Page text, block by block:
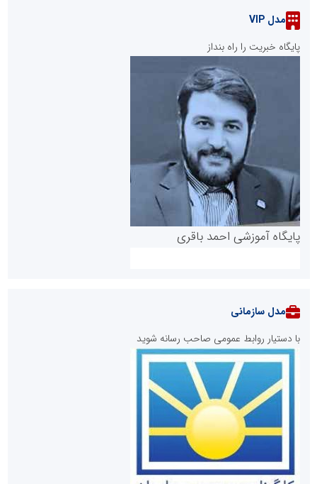
مدل VIP
پایگاه خبریت را راه بنداز
پایگاه آموزشی احمد باقری
روابط عمومی خبرگزاری گزارش خبر
مدل سازمانی
با دستیار روابط عمومی صاحب رسانه شوید